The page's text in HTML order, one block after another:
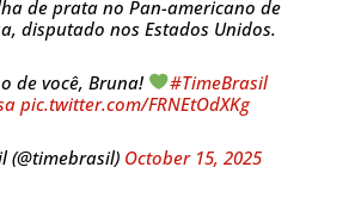
de prata no Pan-americano de
disputado nos Estados Unidos.
de você, Bruna!
#TimeBrasil
pic.twitter.com/FRNEtOdXKg
(@timebrasil) October 15, 2025